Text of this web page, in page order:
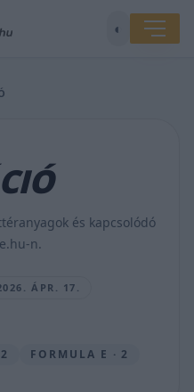
◐
és kapcsolódó
n.
ÁPR. 17.
FORMULA E · 2